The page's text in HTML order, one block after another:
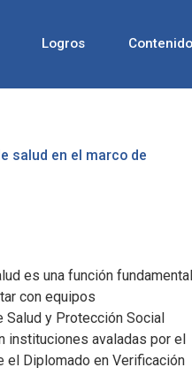
Logros Contenido
salud en el marco de
es una función fundamental
con equipos
y Protección Social
instituciones avaladas por el
el Diplomado en Verificación